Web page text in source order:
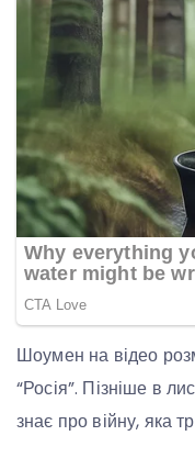
Шоумен на відео
“Росія”. Пізніше в
знає про війну, яка